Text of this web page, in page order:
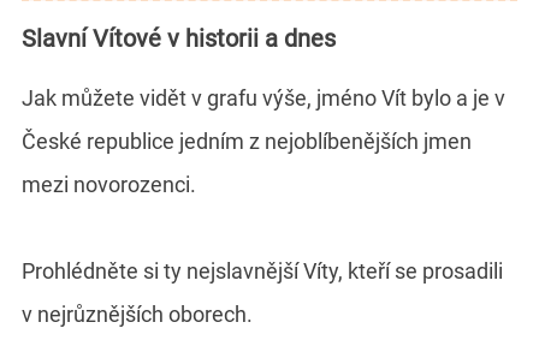
Slavní Vítové v historii a dnes
Jak můžete vidět v grafu výše, jméno Vít bylo a je v
České republice jedním z nejoblíbenějších jmen
mezi novorozenci.
Prohlédněte si ty nejslavnější Víty, kteří se prosadili
v nejrůznějších oborech.